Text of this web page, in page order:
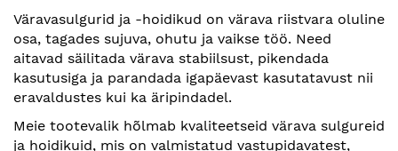
Väravasulgurid ja -hoidikud on värava riistvara oluline
osa, tagades sujuva, ohutu ja vaikse töö. Need
aitavad säilitada värava stabiilsust, pikendada
kasutusiga ja parandada igapäevast kasutatavust nii
eravaldustes kui ka äripindadel.
Meie tootevalik hõlmab kvaliteetseid värava sulgureid
ja hoidikuid, mis on valmistatud vastupidavatest,